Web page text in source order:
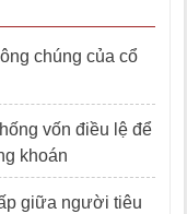
chúng của cổ
vốn điều lệ để
khoán
giữa người tiêu